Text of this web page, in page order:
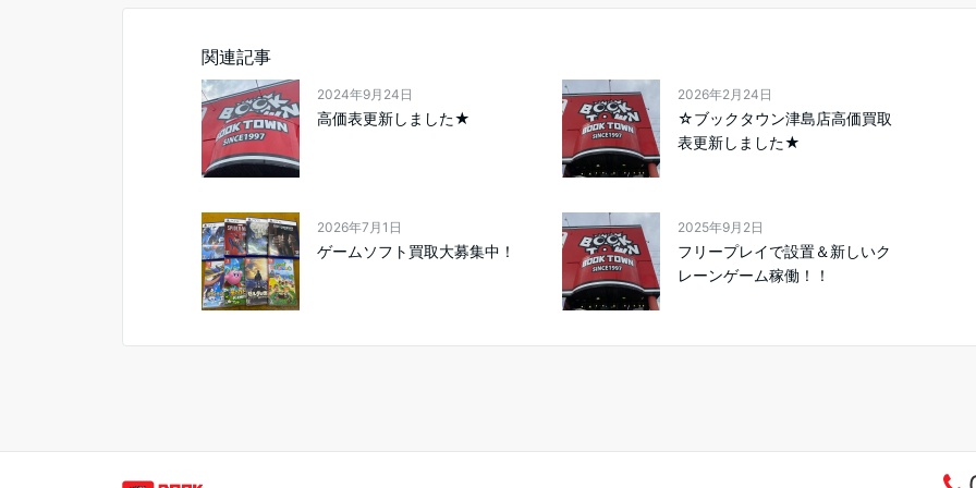
関連記事
2024年9月24日
高価表更新しました★
2026年2月24日
☆ブックタウン津島店高価買取
表更新しました★
2026年7月1日
ゲームソフト買取大募集中！
2025年9月2日
フリープレイで設置＆新しいク
レーンゲーム稼働！！